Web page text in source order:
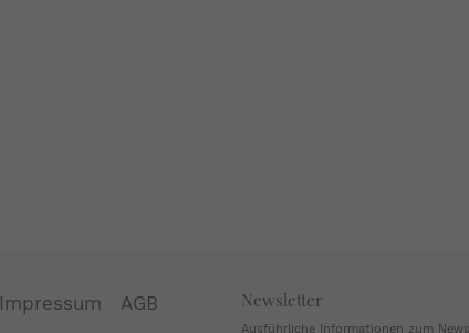
Impressum
AGB
Newsletter
Ausführliche Informationen zum